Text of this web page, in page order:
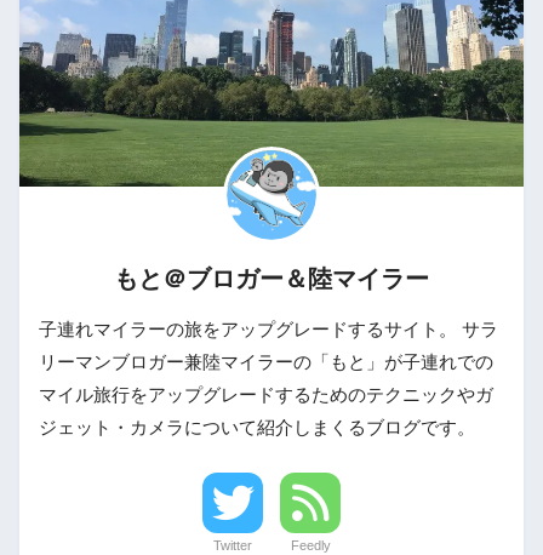
もと＠ブロガー＆陸マイラー
子連れマイラーの旅をアップグレードするサイト。 サラ
リーマンブロガー兼陸マイラーの「もと」が子連れでの
マイル旅行をアップグレードするためのテクニックやガ
ジェット・カメラについて紹介しまくるブログです。
Twitter Feedly